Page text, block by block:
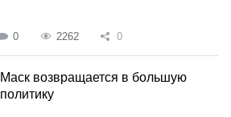
0 2262 0
Маск возвращается в большую
политику